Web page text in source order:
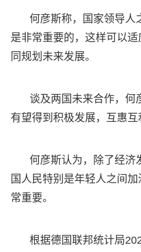
何彦斯称，国家领导人
是非常重要的，这样可以
同规划未来发展。
谈及两国未来合作，何
有望得到积极发展，互惠互
何彦斯认为，除了经济
国人民特别是年轻人之间
常重要。
根据德国联邦统计局